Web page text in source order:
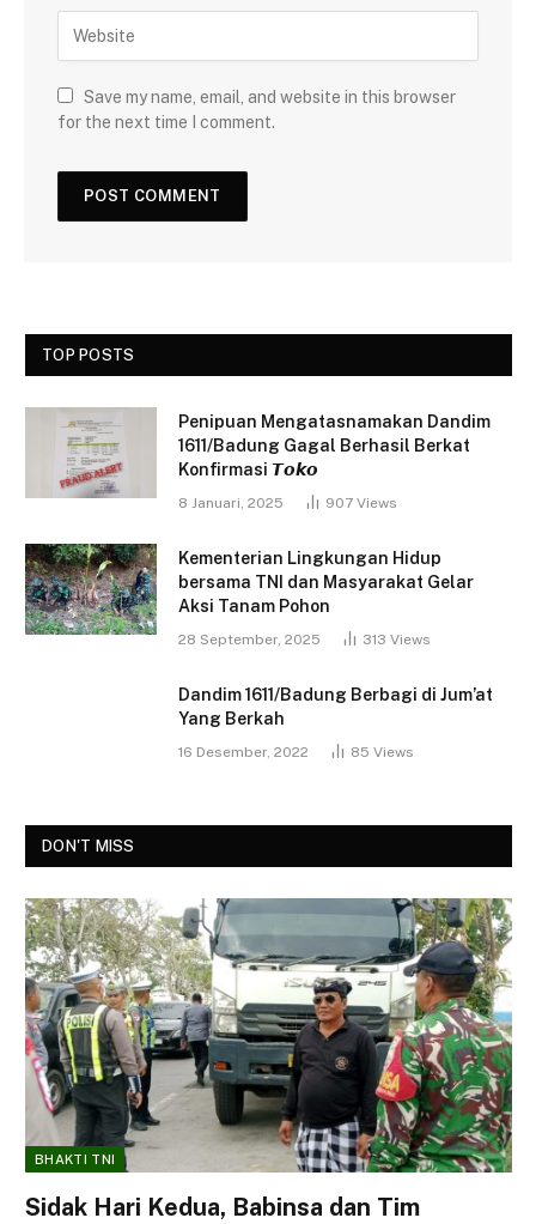
Save my name, email, and website in this browser
for the next time I comment.
TOP POSTS
Penipuan Mengatasnamakan Dandim
1611/Badung Gagal Berhasil Berkat
Konfirmasi 𝙏𝙤𝙠𝙤
8 Januari, 2025 907 Views
Kementerian Lingkungan Hidup
bersama TNI dan Masyarakat Gelar
Aksi Tanam Pohon
28 September, 2025 313 Views
Dandim 1611/Badung Berbagi di Jum’at
Yang Berkah
16 Desember, 2022 85 Views
DON'T MISS
BHAKTI TNI
Sidak Hari Kedua, Babinsa dan Tim